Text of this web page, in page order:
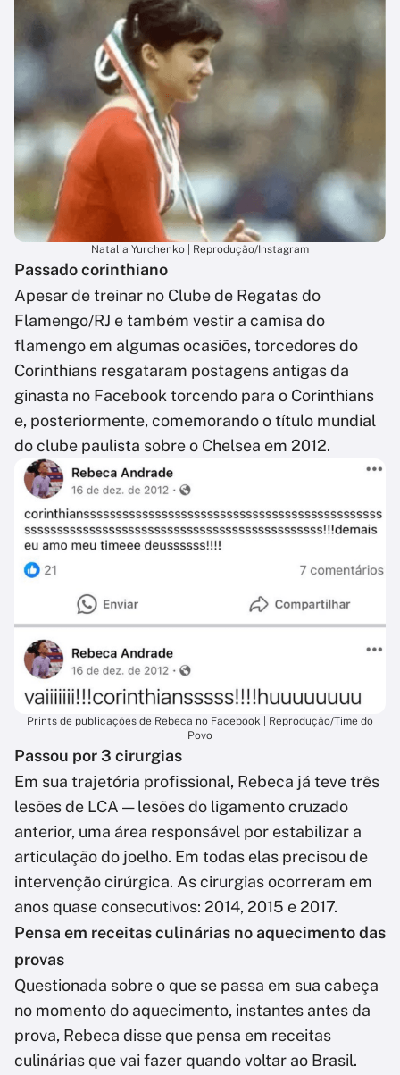
Natalia Yurchenko | Reprodução/Instagram
Passado corinthiano
Apesar de treinar no Clube de Regatas do
Flamengo/RJ e também vestir a camisa do
flamengo em algumas ocasiões, torcedores do
Corinthians resgataram postagens antigas da
ginasta no Facebook torcendo para o Corinthians
e, posteriormente, comemorando o título mundial
do clube paulista sobre o Chelsea em 2012.
Prints de publicações de Rebeca no Facebook | Reprodução/Time do
Povo
Passou por 3 cirurgias
Em sua trajetória profissional, Rebeca já teve três
lesões de LCA — lesões do ligamento cruzado
anterior, uma área responsável por estabilizar a
articulação do joelho. Em todas elas precisou de
intervenção cirúrgica. As cirurgias ocorreram em
anos quase consecutivos: 2014, 2015 e 2017.
Pensa em receitas culinárias no aquecimento das
provas
Questionada sobre o que se passa em sua cabeça
no momento do aquecimento, instantes antes da
prova, Rebeca disse que pensa em receitas
culinárias que vai fazer quando voltar ao Brasil.